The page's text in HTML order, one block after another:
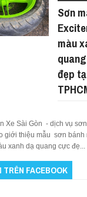
Sơn
màu
đẹp
Xe Sài Gòn - dịch vụ
giới thiệu mẫu sơn bánh
xanh dạ quang cực đẹ...
TRÊN FACEBOOK